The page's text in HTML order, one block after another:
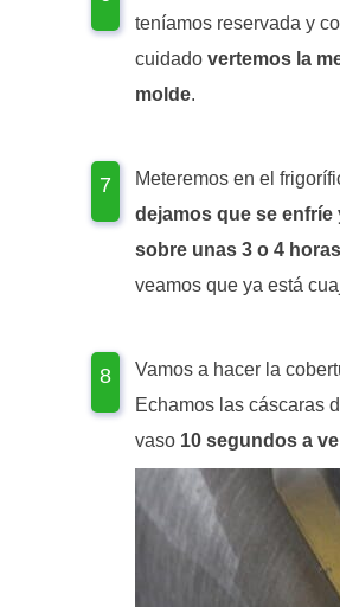
teníamos reservada y
cuidado vertemos la
molde.
Meteremos en el
dejamos que se enfríe
sobre unas 3 o 4 horas
veamos que ya está
Vamos a hacer la
Echamos las cáscaras
vaso 10 segundos a